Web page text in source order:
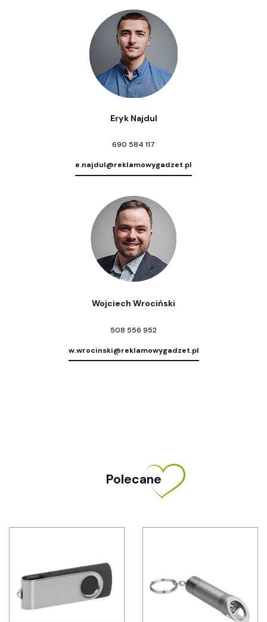
Eryk Najdul
690 584 117
e.najdul@reklamowygadzet.pl
Wojciech Wrociński
508 556 952
w.wrocinski@reklamowygadzet.pl
Polecane